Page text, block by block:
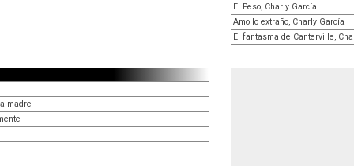
El Peso, Charly García
Amo lo extraño, Charly García
El fantasma de Canterville,
madre